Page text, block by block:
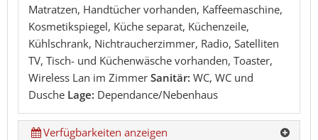
Matratzen, Handtücher vorhanden, Kaffeemaschine,
Kosmetikspiegel, Küche separat, Küchenzeile,
Kühlschrank, Nichtraucherzimmer, Radio, Satelliten
TV, Tisch- und Küchenwäsche vorhanden, Toaster,
Wireless Lan im Zimmer Sanitär: WC, WC und
Dusche Lage: Dependance/Nebenhaus
Verfügbarkeiten anzeigen